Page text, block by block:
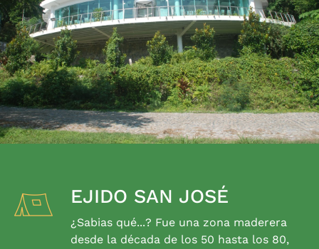
EJIDO SAN JOSÉ
¿Sabias qué...? Fue una zona maderera
desde la década de los 50 hasta los 80,